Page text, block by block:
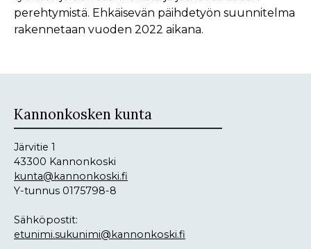
perehtymistä. Ehkäisevän päihdetyön suunnitelma
rakennetaan vuoden 2022 aikana.
Kannonkosken kunta
Järvitie 1
43300 Kannonkoski
kunta@kannonkoski.fi
Y-tunnus 0175798-8
Sähköpostit:
etunimi.sukunimi@kannonkoski.fi